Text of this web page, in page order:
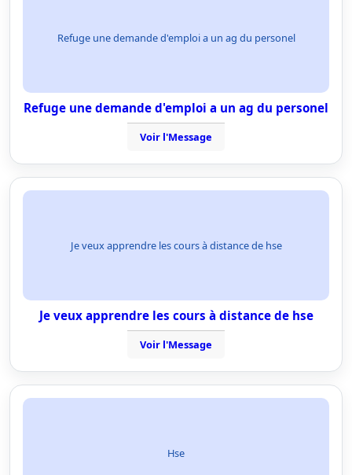
Refuge une demande d'emploi a un ag du personel
Refuge une demande d'emploi a un ag du personel
Voir l'Message
Je veux apprendre les cours à distance de hse
Je veux apprendre les cours à distance de hse
Voir l'Message
Hse